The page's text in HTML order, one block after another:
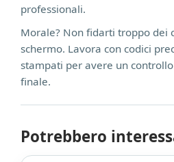
professionali.
Morale? Non fidarti troppo dei
schermo. Lavora con codici
stampati per avere un
finale.
Potrebbero